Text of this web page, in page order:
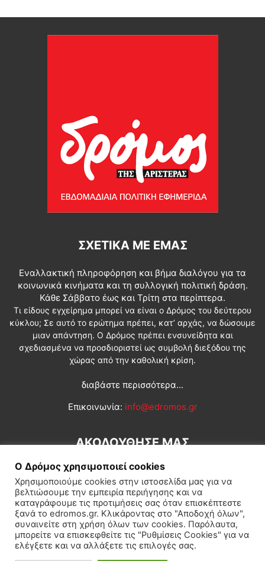
ΣΧΕΤΙΚΆ ΜΕ ΕΜΆΣ
Εναλλακτική πληροφόρηση και βήμα διαλόγου για τα
κοινωνικά κινήματα και τη συλλογική πολιτική δράση.
Κάθε Σάββατο έως και Τρίτη στα περίπτερα.
Τι είδους εγχείρημα μπορεί να είναι ο Δρόμος του δεύτερου
κύκλου; Σε αυτό το ερώτημα πρέπει, κατ’ αρχάς, να δώσουμε
μιαν απάντηση. Ο Δρόμος πρέπει ενσυνείδητα και
σχεδιασμένα να προσδιοριστεί ως συμβολή διεξόδου της
χώρας από την καθολική κρίση.
διαβάστε περισσότερα...
Επικοινωνία: info@edromos.gr
ΑΚΟΛΟΥΘΗΣΕ ΜΑΣ
Εγγραφή συνδρομητή Πολιτική Διεθνή Κοινωνία
Πολιτισμός Αφιερώματα
Ο Δρόμος χρησιμοποιεί cookies
Χρησιμοποιούμε cookies στην ιστοσελίδα μας για να
βελτιώσουμε την εμπειρία περιήγησης και να
καταγράφουμε τις προτιμήσεις σας όταν επισκέπτεστε
ξανά το edromos.gr. Κλικάροντας στο "Αποδοχή όλων",
συναινείτε στη χρήση όλων των cookies. Παρόλαυτα,
μπορείτε να επισκεφθείτε τις "Ρυθμίσεις Cookies" για να
ελέγξετε και να αλλάξετε τις επιλογές σας.